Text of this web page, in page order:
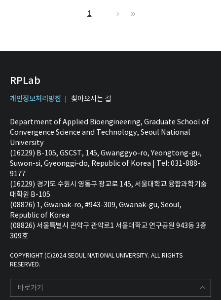
1
RPLab
개인정보처리방침 찾아오시는 길
Department of Applied Bioengineering, Graduate School of
Convergence Science and Technology, Seoul National
University
(16229) B-105, GSCST, 145, Gwanggyo-ro, Yeongtong-gu,
Suwon-si, Gyeonggi-do, Republic of Korea | Tel: 031-888-
9177
(16229) 경기도 수원시 영통구 광교로 145, 서울대학교 융합과학기술
대학원 B-105
(08826) 1, Gwanak-ro, #943-309, Gwanak-gu, Seoul,
Republic of Korea
(08826) 서울특별시 관악구 관악로1 서울대학교 연구공원 943동 3층
309호
COPYRIGHT (C)2024 SEOUL NATIONAL UNIVERSITY. ALL RIGHTS
RESERVED.
바로가기